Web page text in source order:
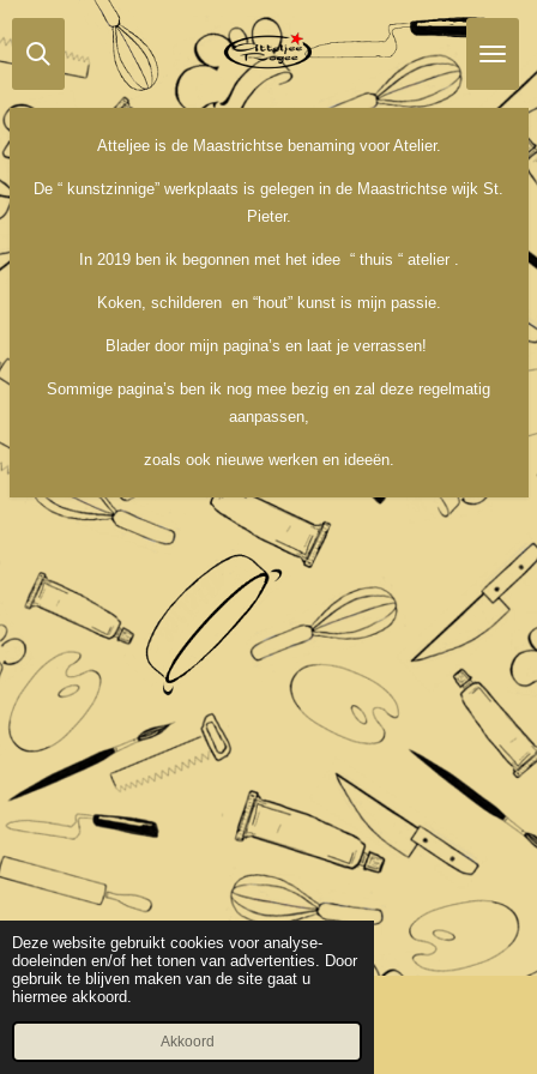
Deze website gebruikt cookies voor analyse-
doeleinden en/of het tonen van advertenties. Door
gebruik te blijven maken van de site gaat u
hiermee akkoord.
Akkoord
Ga
direct
de
hoofdinhoud
Atteljee is de Maastrichtse benaming voor Atelier.
De “ kunstzinnige” werkplaats is gelegen in de Maastrichtse wijk St.
Pieter.
In 2019 ben ik begonnen met het idee “ thuis “ atelier .
Koken, schilderen en “hout” kunst is mijn passie.
Blader door mijn pagina’s en laat je verrassen!
Sommige pagina’s ben ik nog mee bezig en zal deze regelmatig
aanpassen,
zoals ook nieuwe werken en ideeën.